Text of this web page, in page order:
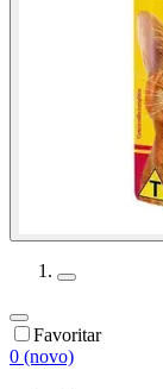
Favoritar
0 (novo)